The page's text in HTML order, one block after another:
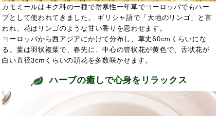
カモミールはキク科の一種で耐寒性一年草でヨーロッパでもハー
ブとして使われてきました。 ギリシャ語で「大地のリンゴ」と言
われ、花はリンゴのような甘い香りを思わせます。
ヨーロッパから西アジアにかけて分布し、草丈60cmくらいにな
る。葉は羽状複葉で、春先に、中心の管状花が黄色で、舌状花が
白い直径3cmくらいの頭花を多数咲かせます。
ハーブの癒しで心身をリラックス